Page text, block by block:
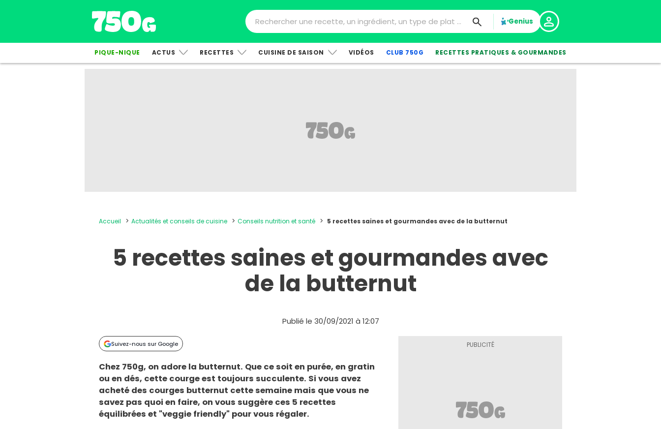
Genius
PIQUE-NIQUE ACTUS RECETTES CUISINE DE SAISON VIDÉOS CLUB 750G RECETTES PRATIQUES & GOURMANDES
Accueil Actualités et conseils de cuisine Conseils nutrition et santé 5 recettes saines et gourmandes avec de la butternut
5 recettes saines et gourmandes avec
de la butternut
Publié le 30/09/2021 à 12:07
Suivez-nous sur Google
Chez 750g, on adore la butternut. Que ce soit en purée, en gratin
ou en dés, cette courge est toujours succulente. Si vous avez
acheté des courges butternut cette semaine mais que vous ne
savez pas quoi en faire, on vous suggère ces 5 recettes
équilibrées et "veggie friendly" pour vous régaler.